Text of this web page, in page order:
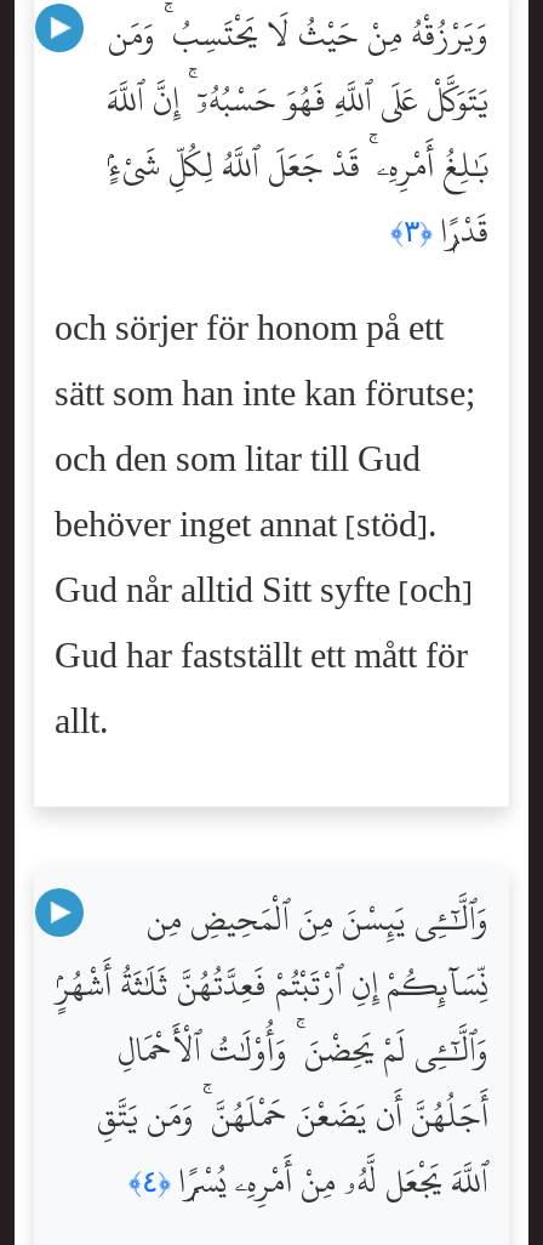
وَيَرْزُقْهُ مِنْ حَيْثُ لَا يَحْتَسِبُ ۚ وَمَن
يَتَوَكَّلْ عَلَى ٱللَّهِ فَهُوَ حَسْبُهُۥٓ ۚ إِنَّ ٱللَّهَ
بَٰلِغُ أَمْرِهِۦ ۚ قَدْ جَعَلَ ٱللَّهُ لِكُلِّ شَىْءٍۢ
قَدْرًۭا ﴿٣﴾
och sörjer för honom på ett
sätt som han inte kan förutse;
och den som litar till Gud
behöver inget annat [stöd].
Gud når alltid Sitt syfte [och]
Gud har fastställt ett mått för
allt.
وَٱلَّٰٓـِٔى يَئِسْنَ مِنَ ٱلْمَحِيضِ مِن
نِّسَآئِكُمْ إِنِ ٱرْتَبْتُمْ فَعِدَّتُهُنَّ ثَلَٰثَةُ أَشْهُرٍۢ
وَٱلَّٰٓـِٔى لَمْ يَحِضْنَ ۚ وَأُوْلَٰتُ ٱلْأَحْمَالِ
أَجَلُهُنَّ أَن يَضَعْنَ حَمْلَهُنَّ ۚ وَمَن يَتَّقِ
ٱللَّهَ يَجْعَل لَّهُۥ مِنْ أَمْرِهِۦ يُسْرًۭا ﴿٤﴾